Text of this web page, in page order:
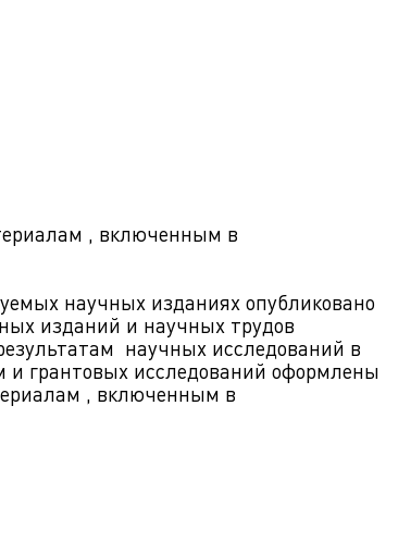
, включенным в
научных изданиях опубликовано
изданий и научных трудов
научных исследований в
грантовых исследований оформлены
, включенным в